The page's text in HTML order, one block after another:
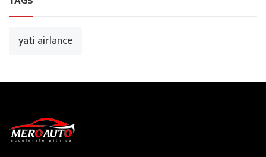
yati airlance